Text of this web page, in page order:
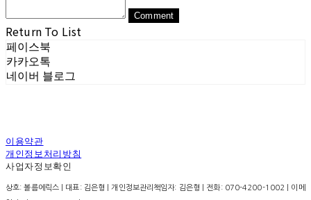
Comment
Return To List
페이스북
카카오톡
네이버 블로그
이용약관
개인정보처리방침
사업자정보확인
상호: 볼름에릭스 | 대표: 김은형 | 개인정보관리책임자: 김은형 | 전화: 070-4200-1002 | 이메